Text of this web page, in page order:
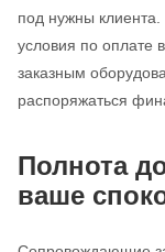
под нужны
условия по оплате
заказным
распоряжаться
Полнота
ваше